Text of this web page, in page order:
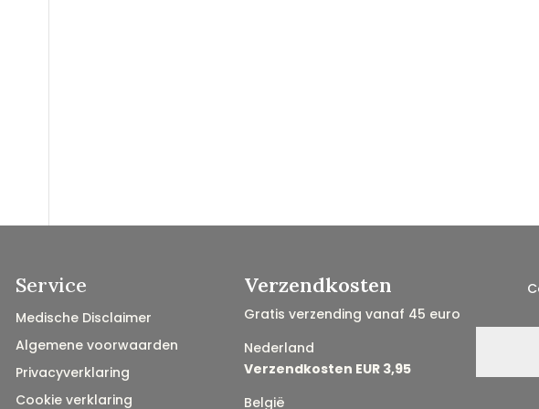
Service
Medische Disclaimer
Algemene voorwaarden
Privacyverklaring
Cookie verklaring
Verzendkosten
Gratis verzending vanaf 45 euro
Nederland
Verzendkosten EUR 3,95
België